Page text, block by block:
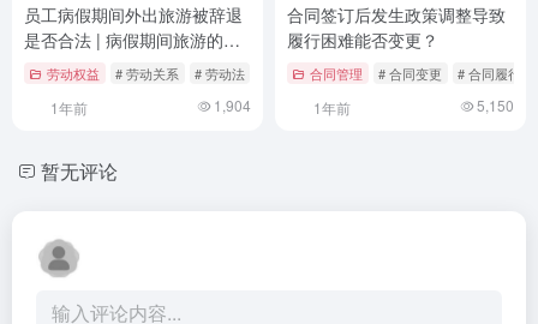
员工病假期间外出旅游被辞退
是否合法 | 病假期间旅游的法
律风险与应对策略
劳动权益 # 劳动关系 # 劳动法 # 法律风险
1年前 1,904
合同签订后发生政策调整导致
履行困难能否变更？
合同管理 # 合同变更 # 合同履行障
1年前 5,150
暂无评论